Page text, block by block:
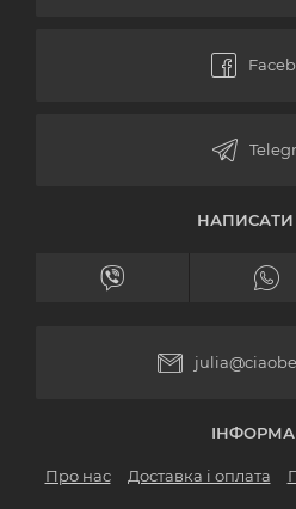
Про нас Доставка і оплата